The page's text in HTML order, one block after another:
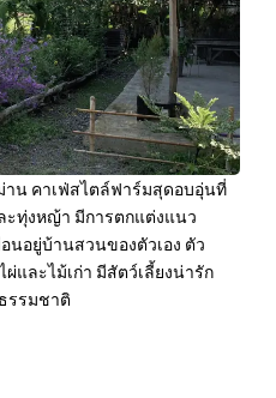
าน คาเฟ่สไตล์ฟาร์มสุดอบอุ่นที่
ะทุ่งหญ้า มีการตกแต่งแนว
นอยู่บ้านสวนของตัวเอง ตัว
และไม้เก่า มีสัตว์เลี้ยงน่ารัก
รรมชาติ